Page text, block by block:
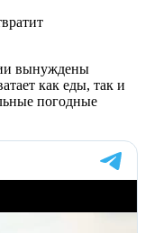
вынуждены
как еды, так и
погодные